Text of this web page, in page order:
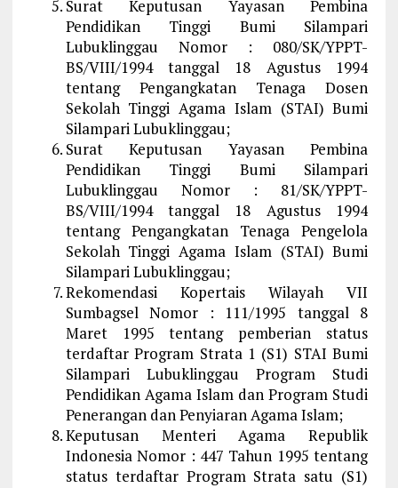
Surat Keputusan Yayasan Pembina
Pendidikan Tinggi Bumi Silampari
Lubuklinggau Nomor : 080/SK/YPPT-
BS/VIII/1994 tanggal 18 Agustus 1994
tentang Pengangkatan Tenaga Dosen
Sekolah Tinggi Agama Islam (STAI) Bumi
Silampari Lubuklinggau;
Surat Keputusan Yayasan Pembina
Pendidikan Tinggi Bumi Silampari
Lubuklinggau Nomor : 81/SK/YPPT-
BS/VIII/1994 tanggal 18 Agustus 1994
tentang Pengangkatan Tenaga Pengelola
Sekolah Tinggi Agama Islam (STAI) Bumi
Silampari Lubuklinggau;
Rekomendasi Kopertais Wilayah VII
Sumbagsel Nomor : 111/1995 tanggal 8
Maret 1995 tentang pemberian status
terdaftar Program Strata 1 (S1) STAI Bumi
Silampari Lubuklinggau Program Studi
Pendidikan Agama Islam dan Program Studi
Penerangan dan Penyiaran Agama Islam;
Keputusan Menteri Agama Republik
Indonesia Nomor : 447 Tahun 1995 tentang
status terdaftar Program Strata satu (S1)